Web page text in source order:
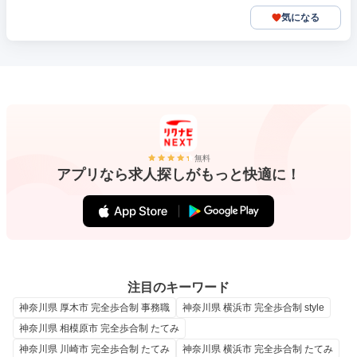
気になる
無料
アプリなら求人探しがもっと快適に！
注目のキーワード
神奈川県 厚木市 完全歩合制 事務職
神奈川県 横浜市 完全歩合制 style
神奈川県 相模原市 完全歩合制 たてみ
神奈川県 川崎市 完全歩合制 たてみ
神奈川県 横浜市 完全歩合制 たてみ